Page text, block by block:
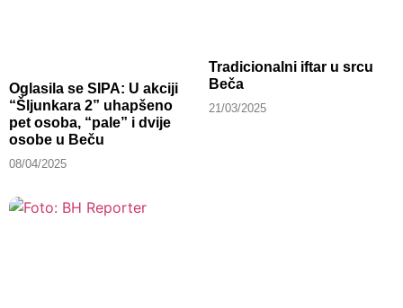
Oglasila se SIPA: U akciji
“Šljunkara 2” uhapšeno
pet osoba, “pale” i dvije
osobe u Beču
08/04/2025
Tradicionalni iftar u srcu
Beča
21/03/2025